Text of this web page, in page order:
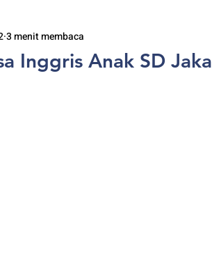
Inggris Anak SD
3 menit membaca